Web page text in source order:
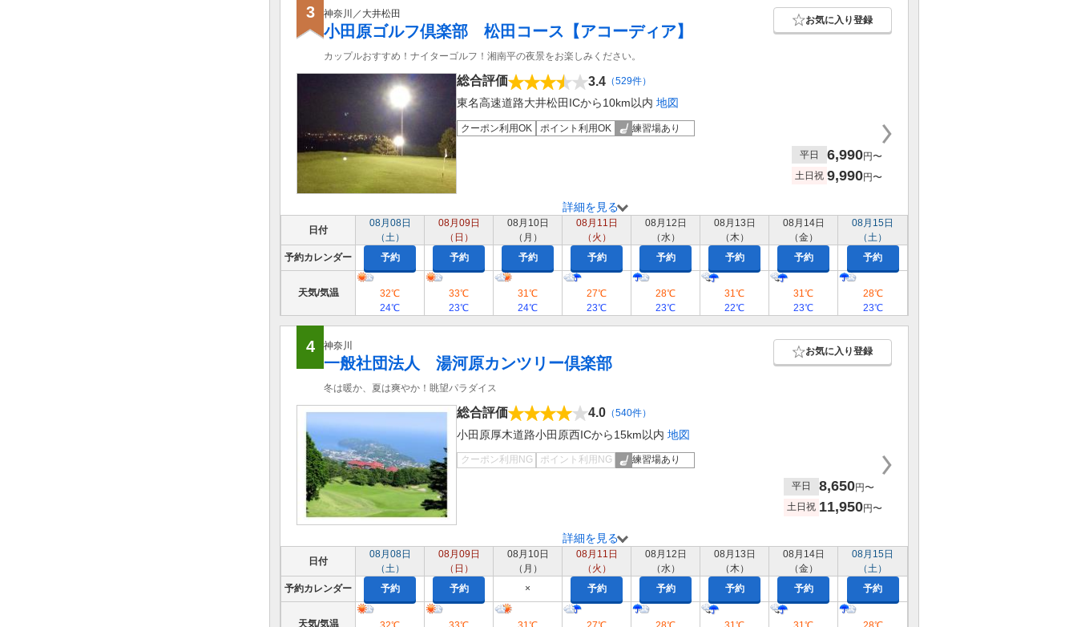
3 神奈川／大井松田
小田原ゴルフ倶楽部 松田コース【アコーディア】
カップルおすすめ！ナイターゴルフ！湘南平の夜景をお楽しみください。
お気に入り登録
総合評価 3.4 （529件）
東名高速道路大井松田ICから10km以内 地図
クーポン利用OK ポイント利用OK 練習場あり
平日 6,990円〜
土日祝 9,990円〜
詳細を見る
日付
08月08日
（土）
08月09日
（日）
08月10日
（月）
08月11日
（火）
08月12日
（水）
08月13日
（木）
08月14日
（金）
08月15日
（土）
予約カレンダー
予約 予約 予約 予約 予約 予約 予約 予約
天気/気温
32℃
24℃
33℃
23℃
31℃
24℃
27℃
23℃
28℃
23℃
31℃
22℃
31℃
23℃
28℃
23℃
4 神奈川
一般社団法人 湯河原カンツリー倶楽部
冬は暖か、夏は爽やか！眺望パラダイス
お気に入り登録
総合評価 4.0 （540件）
小田原厚木道路小田原西ICから15km以内 地図
クーポン利用NG ポイント利用NG 練習場あり
平日 8,650円〜
土日祝 11,950円〜
詳細を見る
日付
08月08日
（土）
08月09日
（日）
08月10日
（月）
08月11日
（火）
08月12日
（水）
08月13日
（木）
08月14日
（金）
08月15日
（土）
予約カレンダー
予約 予約 × 予約 予約 予約 予約 予約
天気/気温